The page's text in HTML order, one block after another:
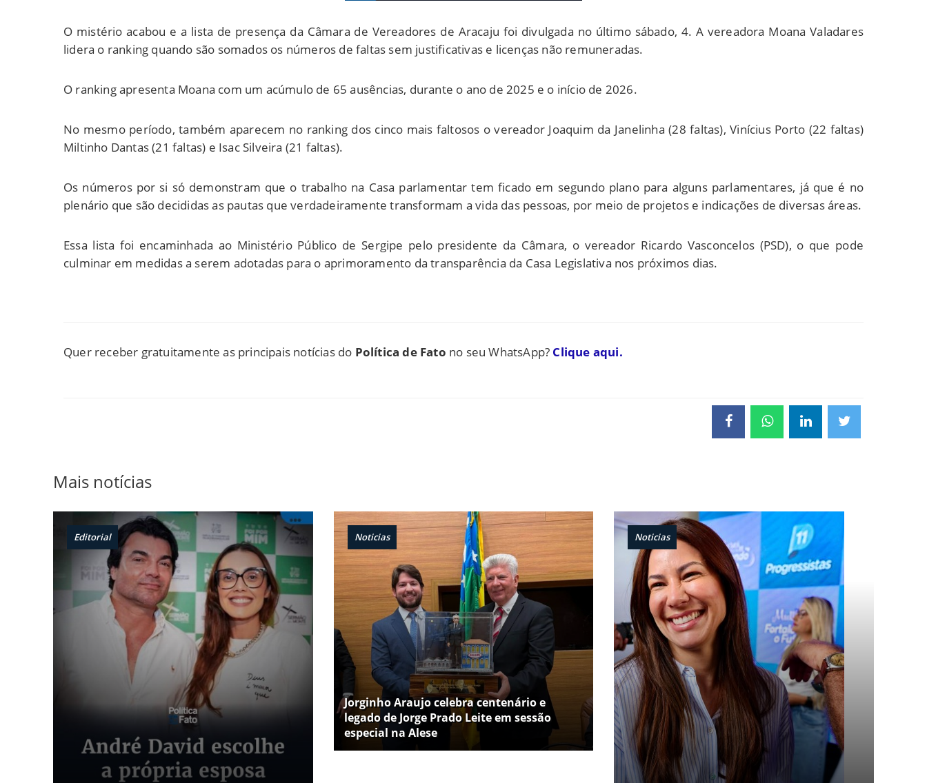
O mistério acabou e a lista de presença da Câmara de Vereadores de Aracaju foi divulgada no último sábado, 4. A vereadora Moana Valadares
lidera o ranking quando são somados os números de faltas sem justificativas e licenças não remuneradas.
O ranking apresenta Moana com um acúmulo de 65 ausências, durante o ano de 2025 e o início de 2026.
No mesmo período, também aparecem no ranking dos cinco mais faltosos o vereador Joaquim da Janelinha (28 faltas), Vinícius Porto (22 faltas)
Miltinho Dantas (21 faltas) e Isac Silveira (21 faltas).
Os números por si só demonstram que o trabalho na Casa parlamentar tem ficado em segundo plano para alguns parlamentares, já que é no
plenário que são decididas as pautas que verdadeiramente transformam a vida das pessoas, por meio de projetos e indicações de diversas áreas.
Essa lista foi encaminhada ao Ministério Público de Sergipe pelo presidente da Câmara, o vereador Ricardo Vasconcelos (PSD), o que pode
culminar em medidas a serem adotadas para o aprimoramento da transparência da Casa Legislativa nos próximos dias.
Quer receber gratuitamente as principais notícias do Política de Fato no seu WhatsApp? Clique aqui.
Mais notícias
Editorial Noticias
Jorginho Araujo celebra centenário e
legado de Jorge Prado Leite em sessão
especial na Alese
Noticias